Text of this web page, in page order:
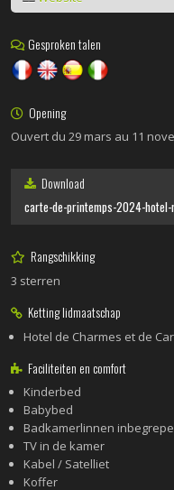
Gesproken talen
Opening
Ouvert du 29 mars au 11
Download
carte-de-printemps-2024-
Rangschikking
3 sterren
Ketting lidmaatschap
Hotel de Charmes et de
Faciliteiten en comfort
Kinderbed
Babybed
Badkamerlinnen
TV in de kamer
Kabel / Satelliet
Koffer